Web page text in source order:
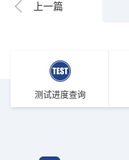
上一篇
测试进度查询